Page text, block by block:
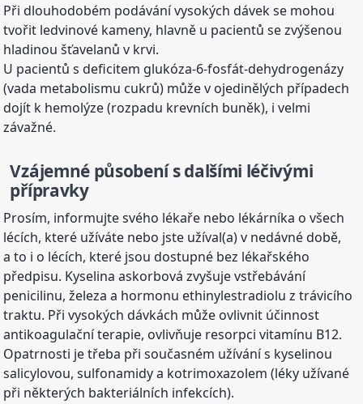
Při dlouhodobém podávání vysokých dávek se mohou
tvořit ledvinové kameny, hlavně u pacientů se zvýšenou
hladinou šťavelanů v krvi.
U pacientů s deficitem glukóza-6-fosfát-dehydrogenázy
(vada metabolismu cukrů) může v ojedinělých případech
dojít k hemolýze (rozpadu krevních buněk), i velmi
závažné.
Vzájemné působení s dalšími léčivými
přípravky
Prosím, informujte svého lékaře nebo lékárníka o všech
lécích, které užíváte nebo jste užíval(a) v nedávné době,
a to i o lécích, které jsou dostupné bez lékařského
předpisu. Kyselina askorbová zvyšuje vstřebávání
penicilinu, železa a hormonu ethinylestradiolu z trávicího
traktu. Při vysokých dávkách může ovlivnit účinnost
antikoagulační terapie, ovlivňuje resorpci vitamínu B12.
Opatrnosti je třeba při současném užívání s kyselinou
salicylovou, sulfonamidy a kotrimoxazolem (léky užívané
při některých bakteriálních infekcích).